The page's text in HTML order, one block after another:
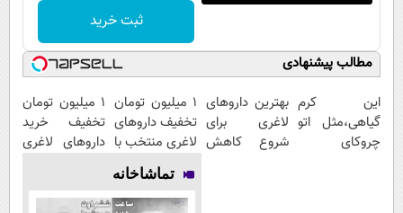
ثبت خرید
مطالب پیشنهادی
این کرم
گیاهی،مثل اتو
چروکای
بهترین داروهای
لاغری برای
شروع کاهش
۱ میلیون تومان
تخفیف داروهای
لاغری منتخب با
ارسال از
داروخانه
نزدیکت
1 میلیون تومان
تخفیف خرید
داروهای لاغری
یخ!
تماشاخانه